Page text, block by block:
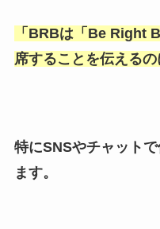
「 BRBは「Be Right
席することを伝えるの
特にSNSやチャット
ます。